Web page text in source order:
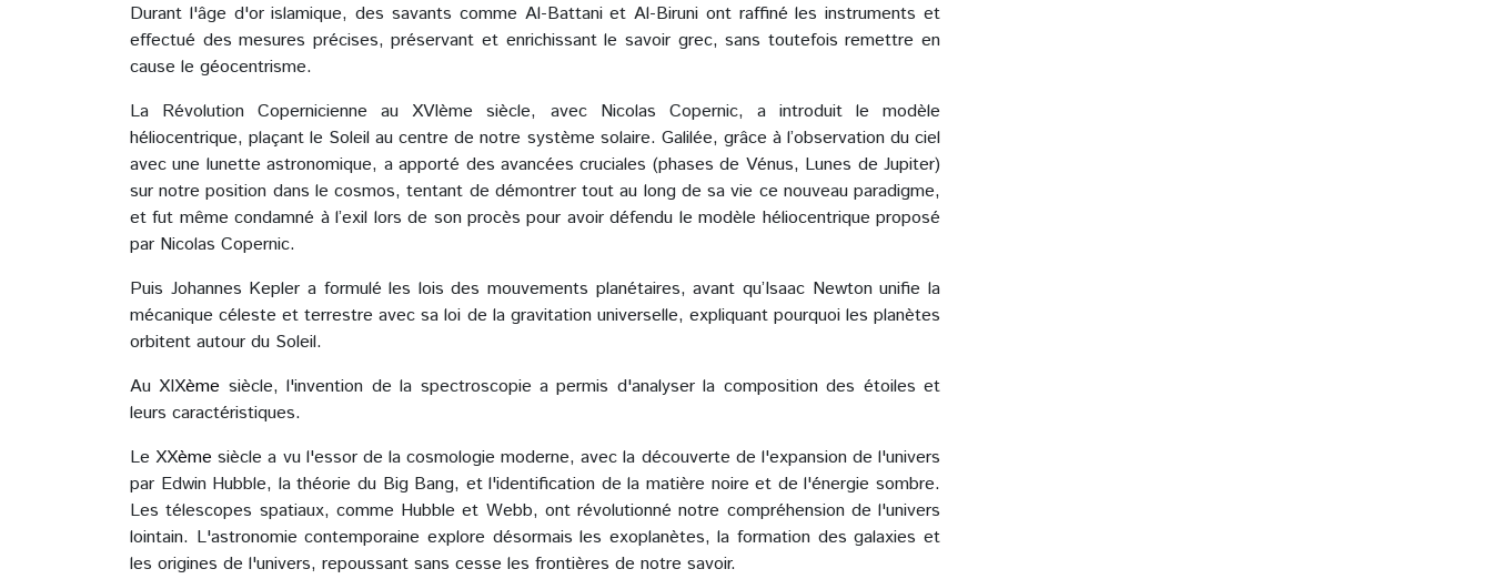
Durant l'âge d'or islamique, des savants comme Al-Battani et Al-Biruni ont raffiné les instruments et
effectué des mesures précises, préservant et enrichissant le savoir grec, sans toutefois remettre en
cause le géocentrisme.
La Révolution Copernicienne au XVIème siècle, avec Nicolas Copernic, a introduit le modèle
héliocentrique, plaçant le Soleil au centre de notre système solaire. Galilée, grâce à l’observation du ciel
avec une lunette astronomique, a apporté des avancées cruciales (phases de Vénus, Lunes de Jupiter)
sur notre position dans le cosmos, tentant de démontrer tout au long de sa vie ce nouveau paradigme,
et fut même condamné à l’exil lors de son procès pour avoir défendu le modèle héliocentrique proposé
par Nicolas Copernic.
Puis Johannes Kepler a formulé les lois des mouvements planétaires, avant qu’Isaac Newton unifie la
mécanique céleste et terrestre avec sa loi de la gravitation universelle, expliquant pourquoi les planètes
orbitent autour du Soleil.
Au XIXème siècle, l'invention de la spectroscopie a permis d'analyser la composition des étoiles et
leurs caractéristiques.
Le XXème siècle a vu l'essor de la cosmologie moderne, avec la découverte de l'expansion de l'univers
par Edwin Hubble, la théorie du Big Bang, et l'identification de la matière noire et de l'énergie sombre.
Les télescopes spatiaux, comme Hubble et Webb, ont révolutionné notre compréhension de l'univers
lointain. L'astronomie contemporaine explore désormais les exoplanètes, la formation des galaxies et
les origines de l'univers, repoussant sans cesse les frontières de notre savoir.